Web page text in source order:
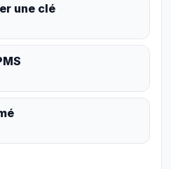
une clé